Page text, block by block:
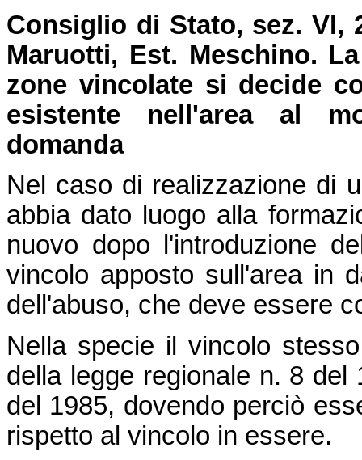
Consiglio di Stato, sez. VI,
Maruotti, Est. Meschino.
zone vincolate si decide
esistente nell'area al
domanda
Nel caso di realizzazione di
abbia dato luogo alla
nuovo dopo l'introduzione
vincolo apposto sull'area in
dell'abuso, che deve essere
Nella specie il vincolo
della legge regionale n. 8
del 1985, dovendo perciò
rispetto al vincolo in essere.